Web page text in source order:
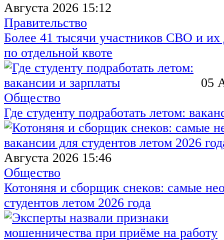
Августа 2026 15:12
Правительство
Более 41 тысячи участников СВО и их
по отдельной квоте
05
Общество
Где студенту подработать летом:
Августа 2026 15:46
Общество
Котоняня и сборщик снеков: самые
студентов летом 2026 года